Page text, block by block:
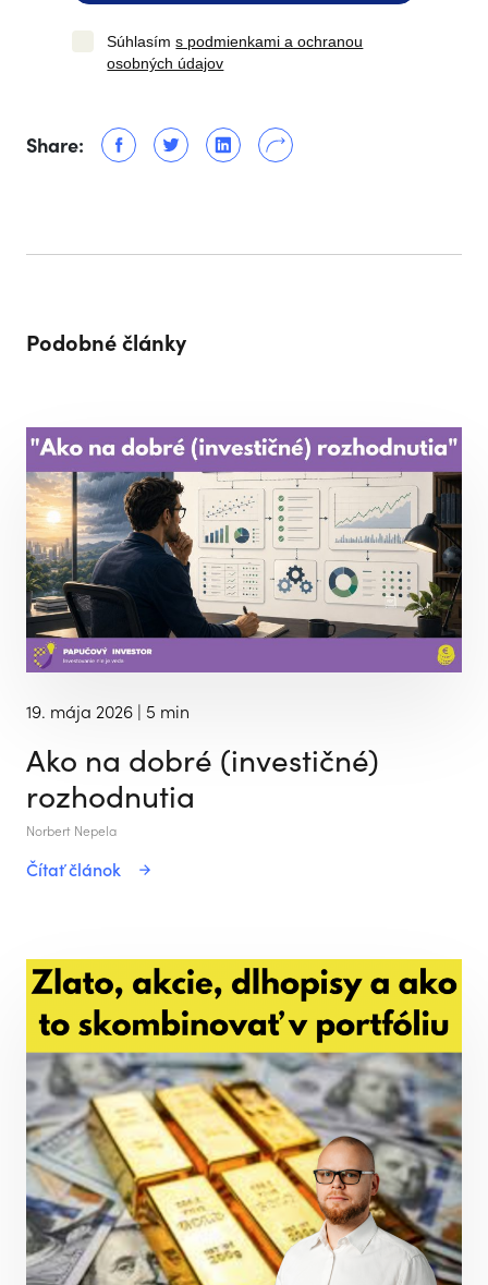
Súhlasíms podmienkami a ochranou
osobných údajov
Share:
Podobné články
19. mája 2026 | 5 min
Ako na dobré (investičné)
rozhodnutia
Norbert Nepela
Čítať článok